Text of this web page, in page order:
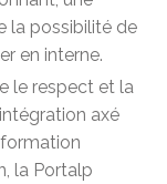
la possibilité de
en interne.
le respect et la
axé
la Portalp